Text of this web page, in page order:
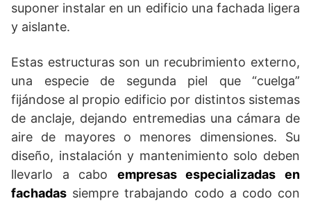
suponer instalar en un edificio una fachada ligera
y aislante.
Estas estructuras son un recubrimiento externo,
una especie de segunda piel que “cuelga”
fijándose al propio edificio por distintos sistemas
de anclaje, dejando entremedias una cámara de
aire de mayores o menores dimensiones. Su
diseño, instalación y mantenimiento solo deben
llevarlo a cabo empresas especializadas en
fachadas siempre trabajando codo a codo con